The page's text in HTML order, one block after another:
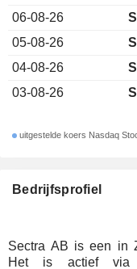
Bedrijfsprofiel
Sectra AB is een in
Het is actief via
06-08-26
05-08-26
04-08-26
03-08-26
uitgestelde koers Nasdaq